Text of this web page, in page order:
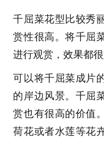
千屈菜花型比较秀
赏性很高。将千屈
进行观赏，效果都很
可以将千屈菜成片
的岸边风景。千屈
赏也有很高的价值
荷花或者水莲等花